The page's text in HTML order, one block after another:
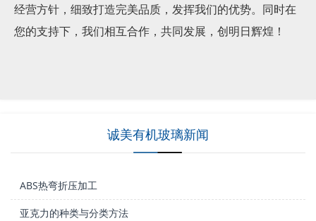
经营方针，细致打造完美品质，发挥我们的优势。同时在
您的支持下，我们相互合作，共同发展，创明日辉煌！
诚美有机玻璃新闻
ABS热弯折压加工
亚克力的种类与分类方法